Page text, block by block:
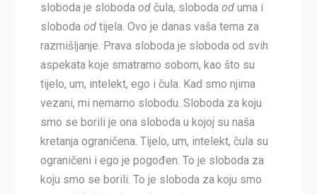
sloboda je sloboda odčula, sloboda oduma i
sloboda odtijela. Ovo je danas vaša tema za
razmišljanje. Prava sloboda je sloboda od svih
aspekata koje smatramo sobom, kao što su
tijelo, um, intelekt, ego i čula. Kad smo njima
vezani, mi nemamo slobodu. Sloboda za koju
smo se borili je ona sloboda u kojoj su naša
kretanja ograničena. Tijelo, um, intelekt, čula su
ograničeni i ego je pogođen. To je sloboda za
koju smo se borili. To je sloboda za koju smo